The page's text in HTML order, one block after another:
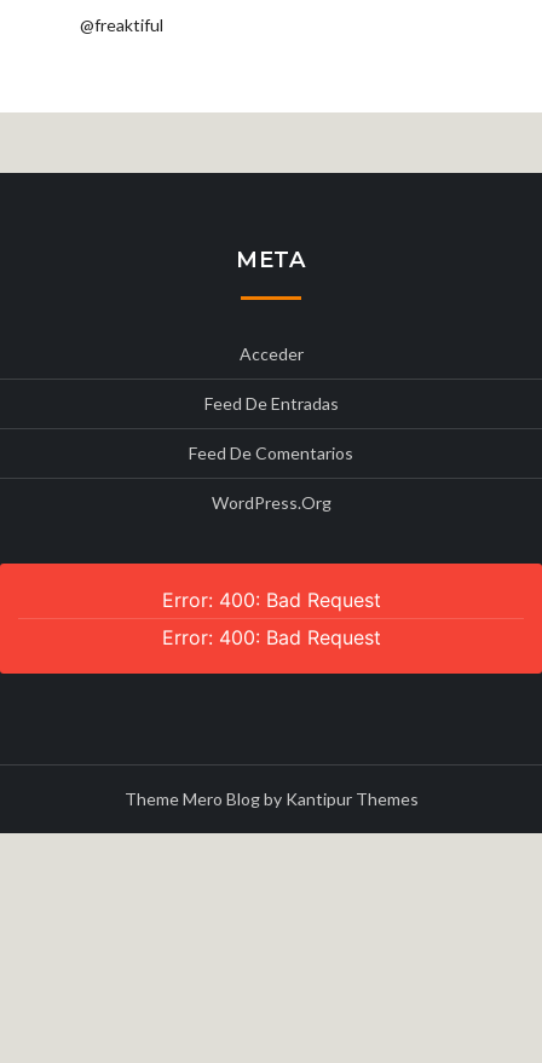
@freaktiful
META
Acceder
Feed De Entradas
Feed De Comentarios
WordPress.org
Error: 400: Bad Request
Error: 400: Bad Request
Theme Mero Blog by Kantipur Themes